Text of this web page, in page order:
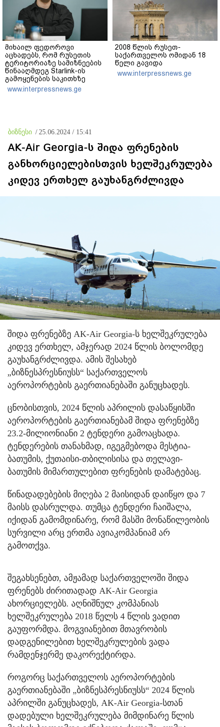
მიხაილ ფედოროვი
აცხადებს, რომ რუსეთის
ტერიტორიაზე სამიზნეების
წინააღმდეგ Starlink-ის
გამოყენების საკითხზე
ილონ მასკთან
მოლაპარაკებებს
www.interpressnews.ge
2008 წლის რუსეთ-
საქართველოს ომიდან 18
წელი გავიდა
www.interpressnews.ge
ბიზნესი / 25.06.2024 / 15:41
AK-Air Georgia-ს შიდა ფრენების
განხორციელებისთვის ხელშეკრულება
კიდევ ერთხელ გაუხანგრძლივდა
შიდა ფრენებზე AK-Air Georgia-ს ხელშეკრულება
კიდევ ერთხელ, ამჯერად 2024 წლის ბოლომდე
გაუხანგრძლივდა. ამის შესახებ
„ბიზნესპრესნიუსს“ საქართველოს
აეროპორტების გაერთიანებაში განუცხადეს.
ცნობისთვის, 2024 წლის აპრილის დასაწყისში
აეროპორტების გაერთიანებამ შიდა ფრენებზე
23.2-მილიონიანი 2 ტენდერი გამოაცხადა.
ტენდერების თანახმად, იგეგმებოდა მესტია-
ბათუმის, ქუთაისი-თბილისისა და თელავი-
ბათუმის მიმართულებით ფრენების დამატებაც.
წინადადებების მიღება 2 მაისიდან დაიწყო და 7
მაისს დასრულდა. თუმცა ტენდერი ჩაიშალა,
იქიდან გამომდინარე, რომ მასში მონაწილეობის
სურვილი არც ერთმა ავიაკომპანიამ არ
გამოთქვა.
შეგახსენებთ, ამჟამად საქართველოში შიდა
ფრენებს ძირითადად AK-Air Georgia
ახორციელებს. აღნიშნულ კომპანიას
ხელშეკრულება 2018 წელს 4 წლის ვადით
გაუფორმდა. მოგვიანებით მთავრობის
დადგენილებით ხელშეკრულების ვადა
რამდენჯერმე დაკორექტირდა.
როგორც საქართველოს აეროპორტების
გაერთიანებაში „ბიზნესპრესნიუსს“ 2024 წლის
აპრილში განუცხადეს, AK-Air Georgia-სთან
დადებული ხელშეკრულება მიმდინარე წლის